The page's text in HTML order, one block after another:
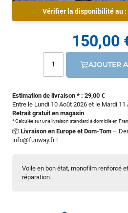
Voile en bon état, monofilm renforcé
réparation.
Vérifier la disponibilité au :
Estimation de livraison * : 29,00 €
Entre le Lundi 10 Août 2026 et le Mardi 11
Retrait gratuit en magasin
* Calculée sur une livraison standard à domicile en
📦 Livraison en Europe et Dom-Tom –
info@funway.fr!
150,00
AJOUTER